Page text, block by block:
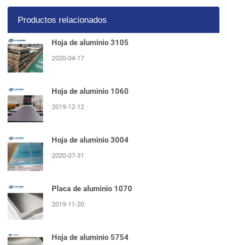
Productos relacionados
Hoja de aluminio 3105
2020-04-17
Hoja de aluminio 1060
2019-12-12
Hoja de aluminio 3004
2020-07-31
Placa de aluminio 1070
2019-11-20
Hoja de aluminio 5754